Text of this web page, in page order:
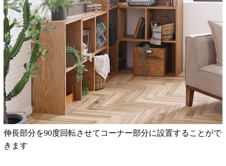
伸長部分を90度回転させてコーナー部分に設置することがで
きます